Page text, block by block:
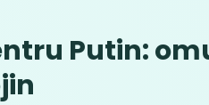
Putin: